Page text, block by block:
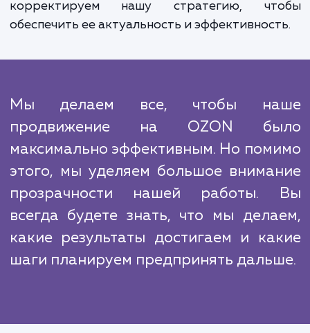
анализах и лучших практиках
методы, такие как использование
оптимизация структуры вашего
платформе и многое другое.
Стоит учесть, что конкурентная среда на
очень динамична. Поэтому мы
отслеживаем результаты нашей
анализируем данные и, при
корректируем нашу стратегию,
обеспечить ее актуальность и